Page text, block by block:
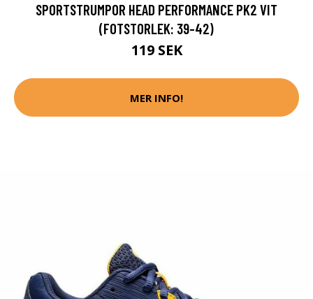
SPORTSTRUMPOR HEAD PERFORMANCE PK2 VIT
(FOTSTORLEK: 39-42)
119 SEK
MER INFO!